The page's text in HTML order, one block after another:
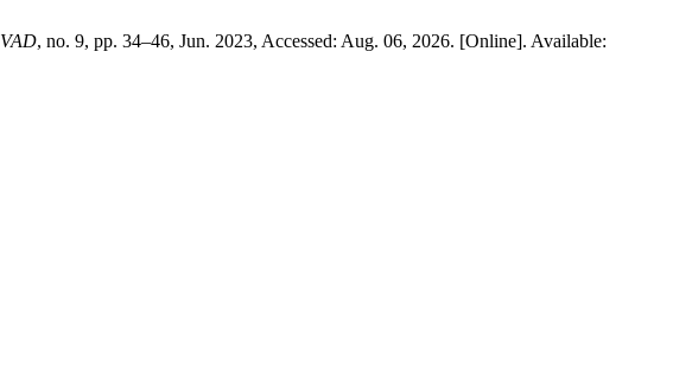
VAD, no. 9, pp. 34–46, Jun. 2023, Accessed: Aug. 06, 2026. [Online]. Available: